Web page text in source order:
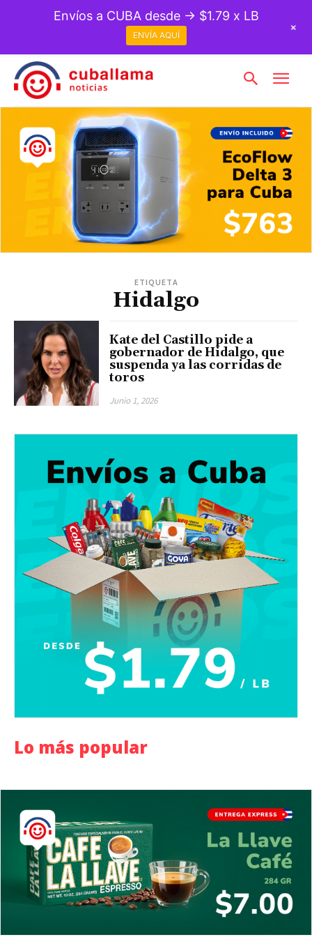
ETIQUETA
Hidalgo
Kate del Castillo pide a
gobernador de Hidalgo, que
suspenda ya las corridas de
toros
Junio 1, 2026
Lo más popular
Envíos a CUBA desde → $1.79 x LB
ENVÍA AQUÍ
+